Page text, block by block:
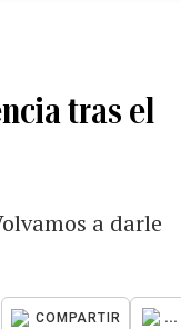
tras el
a darle
COMPARTIR ...